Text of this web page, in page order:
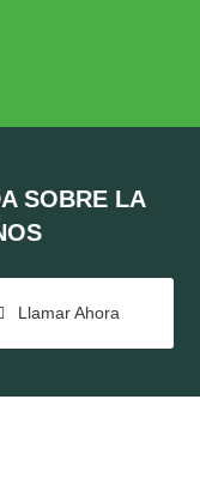
SOBRE LA
Llamar Ahora